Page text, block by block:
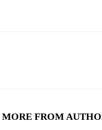
MORE FROM